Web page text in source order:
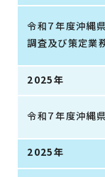
令和７年度沖縄
調査及び策定業
2025年
令和７年度沖縄
2025年